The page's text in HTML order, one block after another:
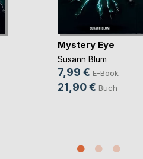
Mystery Eye
Susann Blum
7,99 € E-Book
21,90 € Buch